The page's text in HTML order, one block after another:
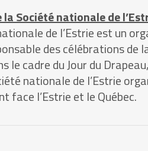
la Société nationale de
de l’Estrie est un
des célébrations de
le cadre du Jour du
nationale de l’Estrie
face l’Estrie et le Québec.